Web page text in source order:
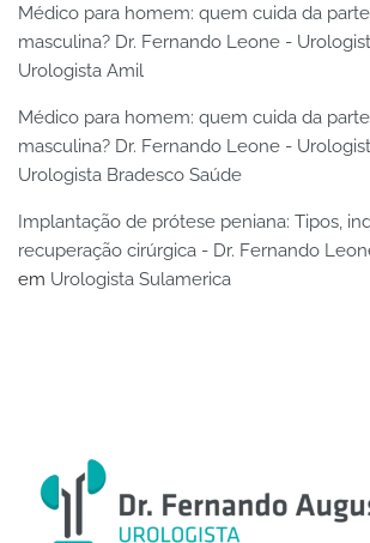
Médico para homem: quem cuida da
masculina? Dr. Fernando Leone -
Urologista Amil
Médico para homem: quem cuida da
masculina? Dr. Fernando Leone -
Urologista Bradesco Saúde
Implantação de prótese peniana: Tipos,
recuperação cirúrgica - Dr. Fernando
em Urologista Sulamerica